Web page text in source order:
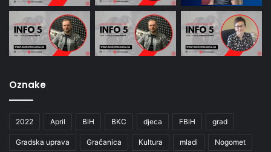
Oznake
2022 April BiH BKC djeca FBiH grad
Gradska uprava Gračanica Kultura mladi Nogomet